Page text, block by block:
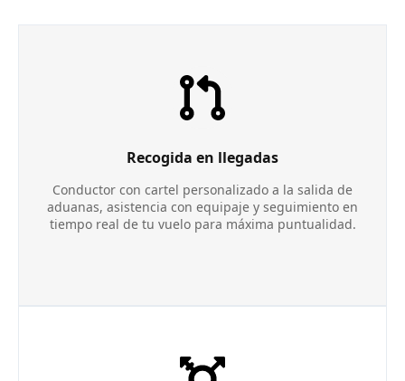
Recogida en llegadas
Conductor con cartel personalizado a la salida de
aduanas, asistencia con equipaje y seguimiento en
tiempo real de tu vuelo para máxima puntualidad.